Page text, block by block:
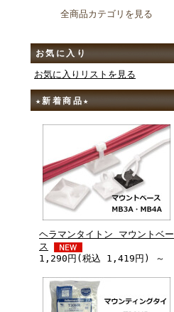
全商品カテゴリを見る
お気に入り
お気に入りリストを見る
★新着商品★
ヘラマンタイトン マウントベー
ス
1,290円(税込 1,419円) ～